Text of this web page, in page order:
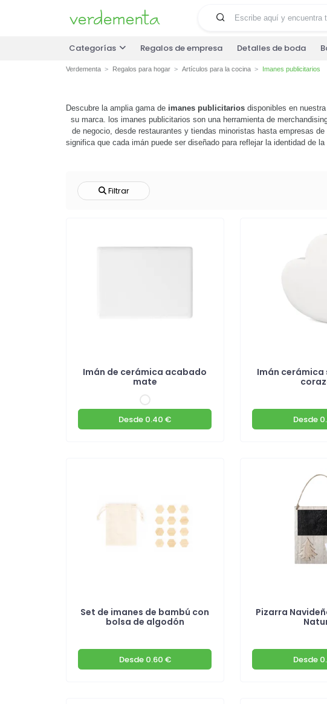
Categorías Regalos de empresa Detalles de boda
Verdementa Regalos para hogar Artículos para la cocina Imanes publicitarios
Descubre la amplia gama de imanes publicitariosdisponibles en
su marca. los imanes publicitarios son una herramienta de
de negocio, desde restaurantes y tiendas minoristas hasta empresas
significa que cada imán puede ser diseñado para reflejar la identidad de
aumentar su visibilidad. no pierdas la oportunidad de hacer que tu
Filtrar
Imán de cerámica acabado
mate
Desde 0.40 €
Imán
Desde
Set de imanes de bambú con
bolsa de algodón
Desde0.60 €
Pizarra
Desde